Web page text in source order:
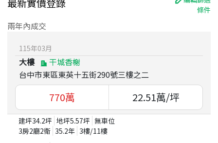
最新實價登錄
條件
兩年內成交
115年03月
大樓
干城香榭
台中市東區東英十五街290號三樓之二
770萬 22.51萬/坪
建坪34.2坪 地坪5.57坪 無車位
3房2廳2衛 35.2年 3樓/11樓